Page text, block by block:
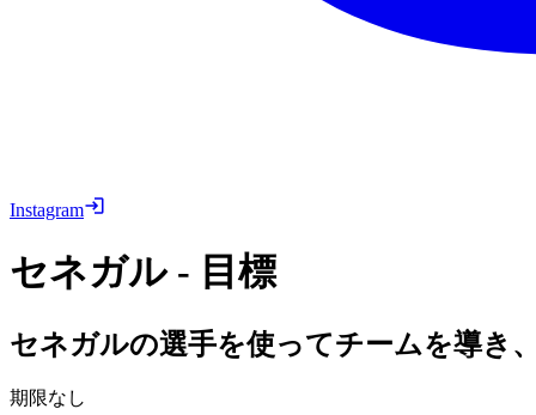
Instagram
セネガル - 目標
セネガルの選手を使ってチームを導き
期限なし